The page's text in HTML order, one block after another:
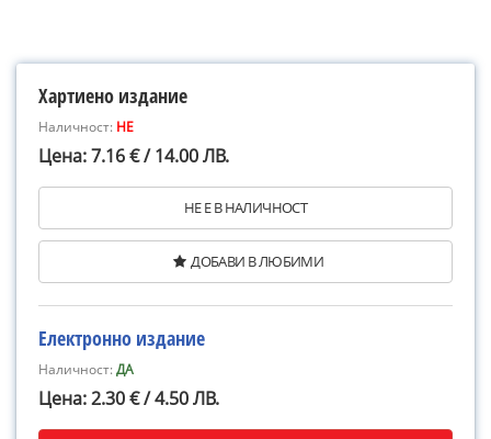
Хартиено издание
Наличност: НЕ
Цена: 7.16 € / 14.00 ЛВ.
НЕ Е В НАЛИЧНОСТ
ДОБАВИ В ЛЮБИМИ
Електронно издание
Наличност:ДА
Цена: 2.30 € / 4.50 ЛВ.